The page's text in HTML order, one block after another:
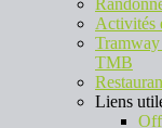
Activités
TMB
Liens